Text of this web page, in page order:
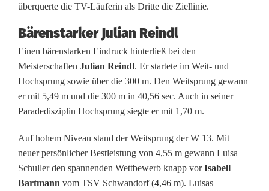
V
V
o
h
e
t
überquerte die TV-Läuferin als Dritte die Ziellinie.
Bärenstarker Julian Reindl
Einen bärenstarken Eindruck hinterließ bei den
Meisterschaften Julian Reindl. Er startete im Weit- und
Hochsprung sowie über die 300 m. Den Weitsprung gewann
er mit 5,49 m und die 300 m in 40,56 sec. Auch in seiner
Paradedisziplin Hochsprung siegte er mit 1,70 m.
Auf hohem Niveau stand der Weitsprung der W 13. Mit
neuer persönlicher Bestleistung von 4,55 m gewann Luisa
Schuller den spannenden Wettbewerb knapp vorIsabell
Bartmann vom TSV Schwandorf (4,46 m). Luisas